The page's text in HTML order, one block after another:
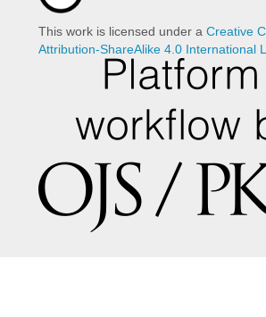
This work is licensed under a Creative
Attribution-ShareAlike 4.0 International